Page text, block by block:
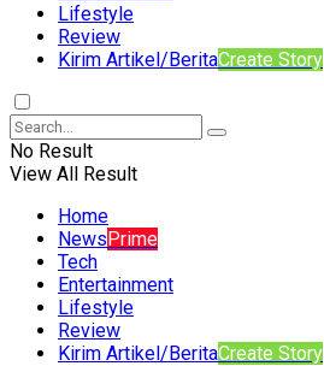
Lifestyle
Review
Kirim Artikel/BeritaCreate Story
No Result
View All Result
Home
NewsPrime
Tech
Entertainment
Lifestyle
Review
Kirim Artikel/BeritaCreate Story